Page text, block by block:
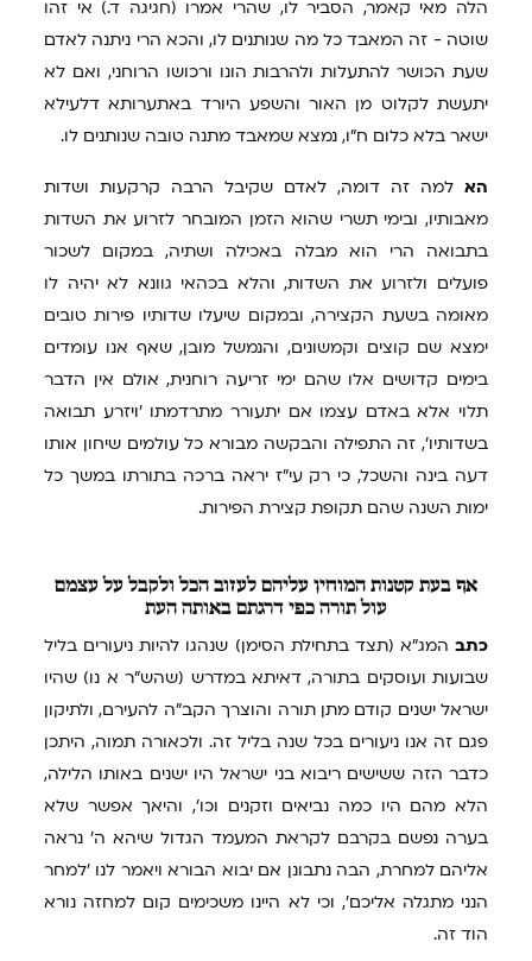
הלה מאי קאמר, הסביר לו, שהרי אמרו (חגיגה ד.) אי זהו
שוטה - זה המאבד כל מה שנותנים לו, והכא הרי ניתנה לאדם
שעת הכושר להתעלות ולהרבות הונו ורכושו הרוחני, ואם לא
יתעשת לקלוט מן האור והשפע היורד באתערותא דלעילא
ישאר בלא כלום ח"ו, נמצא שמאבד מתנה טובה שנותנים לו.
הא למה זה דומה, לאדם שקיבל הרבה קרקעות ושדות
מאבותיו, ובימי תשרי שהוא הזמן המובחר לזרוע את השדות
בתבואה הרי הוא מבלה באכילה ושתיה, במקום לשכור
פועלים ולזרוע את השדות, והלא בכהאי גוונא לא יהיה לו
מאומה בשעת הקצירה, ובמקום שיעלו שדותיו פירות טובים
ימצא שם קוצים וקמשונים, והנמשל מובן, שאף אנו עומדים
בימים קדושים אלו שהם ימי זריעה רוחנית, אולם אין הדבר
תלוי אלא באדם עצמו אם יתעורר מתרדמתו 'ויזרע תבואה
בשדותיו', זה התפילה והבקשה מבורא כל עולמים שיחון אותו
דעה בינה והשכל, כי רק עי"ז יראה ברכה בתורתו במשך כל
ימות השנה שהם תקופת קצירת הפירות.
אף בעת קטנות המוחין עליהם לעזוב הכל ולקבל על עצמם
עול תורה כפי דרגתם באותה העת
כתב המג"א (תצד בתחילת הסימן) שנהגו להיות ניעורים בליל
שבועות ועוסקים בתורה, דאיתא במדרש (שהש"ר א נו) שהיו
ישראל ישנים קודם מתן תורה והוצרך הקב"ה להעירם, ולתיקון
פגם זה אנו ניעורים בכל שנה בליל זה. ולכאורה תמוה, היתכן
כדבר הזה ששישים ריבוא בני ישראל היו ישנים באותו הלילה,
הלא מהם היו כמה נביאים וזקנים וכו', והיאך אפשר שלא
בערה נפשם בקרבם לקראת המעמד הגדול שיהא ה' נראה
אליהם למחרת, הבה נתבונן אם יבוא הבורא ויאמר לנו 'למחר
הנני מתגלה אליכם', וכי לא היינו משכימים קום למחזה נורא
הוד זה.